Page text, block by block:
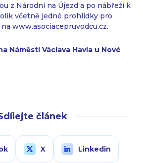
z Národní na Újezd a po nábřeží k
včetně jedné prohlídky pro
www.asociacepruvodcu.cz.
Náměstí Václava Havla u Nové
článek
X Linkedin